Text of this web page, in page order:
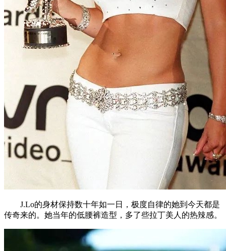
J.Lo的身材保持数十年如一日，极度自律的她到今天都是
传奇来的。她当年的低腰裤造型，多了些拉丁美人的热辣感。